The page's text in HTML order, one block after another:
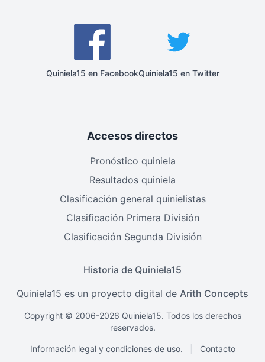
Quiniela15 en FacebookQuiniela15 en Twitter
Accesos directos
Pronóstico quiniela
Resultados quiniela
Clasificación general quinielistas
Clasificación Primera División
Clasificación Segunda División
Historia de Quiniela15
Quiniela15 es un proyecto digital de Arith Concepts
Copyright © 2006-2026 Quiniela15. Todos los derechos
reservados.
Información legal y condiciones de uso. Contacto